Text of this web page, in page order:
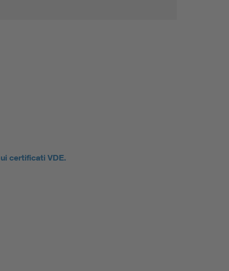
certificati VDE.